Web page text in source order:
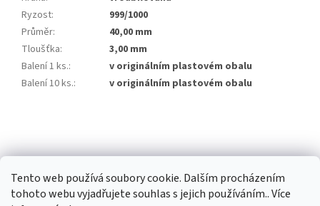
Tento web používá soubory cookie. Dalším procházením
tohoto webu vyjadřujete souhlas s jejich používáním.. Více
Ryzost:
999/1000
Průměr:
40,00 mm
Tloušťka:
3,00 mm
Balení 1 ks.:
v originálním plastovém obalu
Balení 10 ks.: v originálním plastovém obalu
p